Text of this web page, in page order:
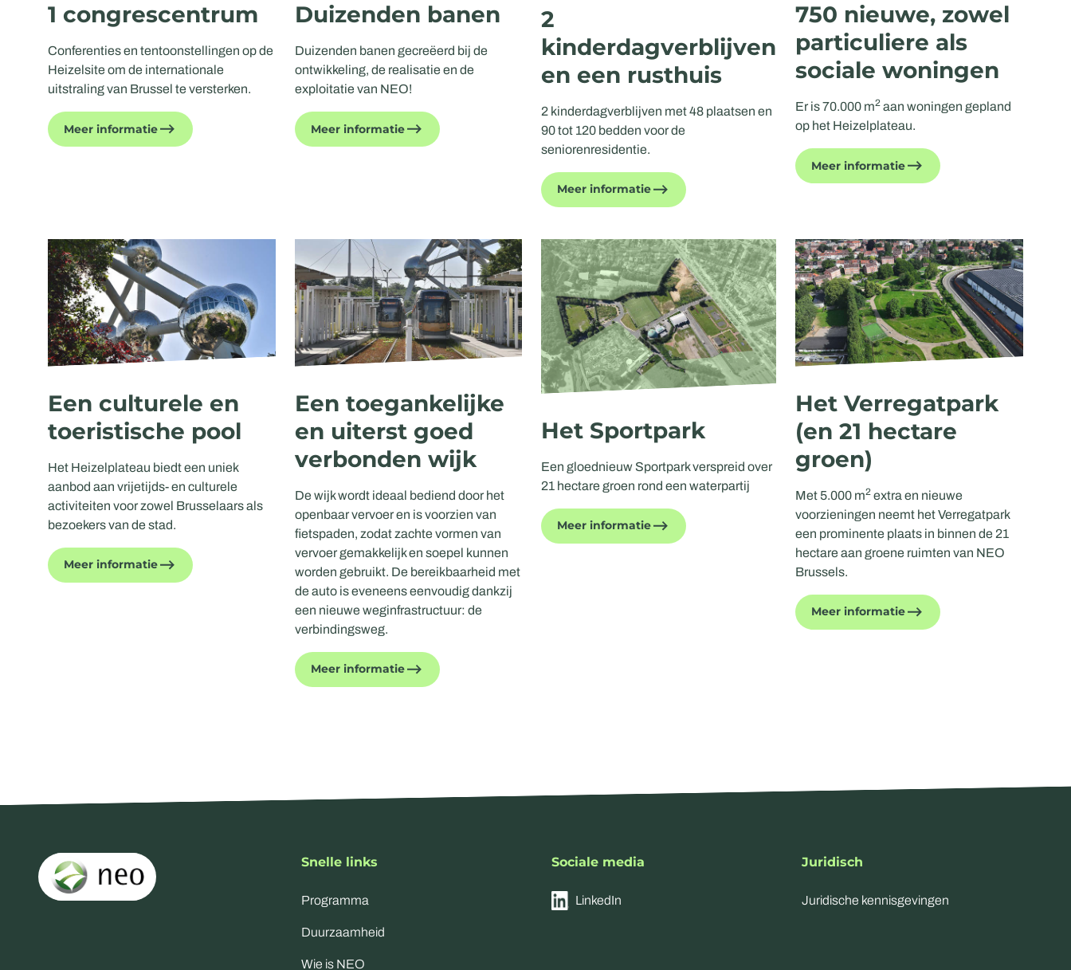
1 congrescentrum
Conferenties en tentoonstellingen op de
Heizelsite om de internationale
uitstraling van Brussel te versterken.
Meer informatie
Duizenden banen
Duizenden banen gecreëerd bij de
ontwikkeling, de realisatie en de
exploitatie van NEO!
Meer informatie
2
kinderdagverblijven
en een rusthuis
2 kinderdagverblijven met 48 plaatsen en
90 tot 120 bedden voor de
seniorenresidentie.
Meer informatie
750 nieuwe, zowel
particuliere als
sociale woningen
Er is 70.000 m2 aan woningen gepland
op het Heizelplateau.
Meer informatie
Een culturele en
toeristische pool
Het Heizelplateau biedt een uniek
aanbod aan vrijetijds- en culturele
activiteiten voor zowel Brusselaars als
bezoekers van de stad.
Meer informatie
Een toegankelijke
en uiterst goed
verbonden wijk
De wijk wordt ideaal bediend door het
openbaar vervoer en is voorzien van
fietspaden, zodat zachte vormen van
vervoer gemakkelijk en soepel kunnen
worden gebruikt. De bereikbaarheid met
de auto is eveneens eenvoudig dankzij
een nieuwe weginfrastructuur: de
verbindingsweg.
Meer informatie
Het Sportpark
Een gloednieuw Sportpark verspreid over
21 hectare groen rond een waterpartij
Meer informatie
Het Verregatpark
(en 21 hectare
groen)
Met 5.000 m2 extra en nieuwe
voorzieningen neemt het Verregatpark
een prominente plaats in binnen de 21
hectare aan groene ruimten van NEO
Brussels.
Meer informatie
Snelle links
Programma
Duurzaamheid
Wie is NEO
Sociale media
LinkedIn
Juridisch
Juridische kennisgevingen